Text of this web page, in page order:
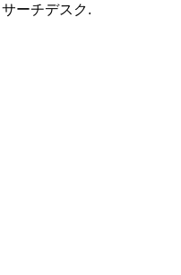
ーチデスク.